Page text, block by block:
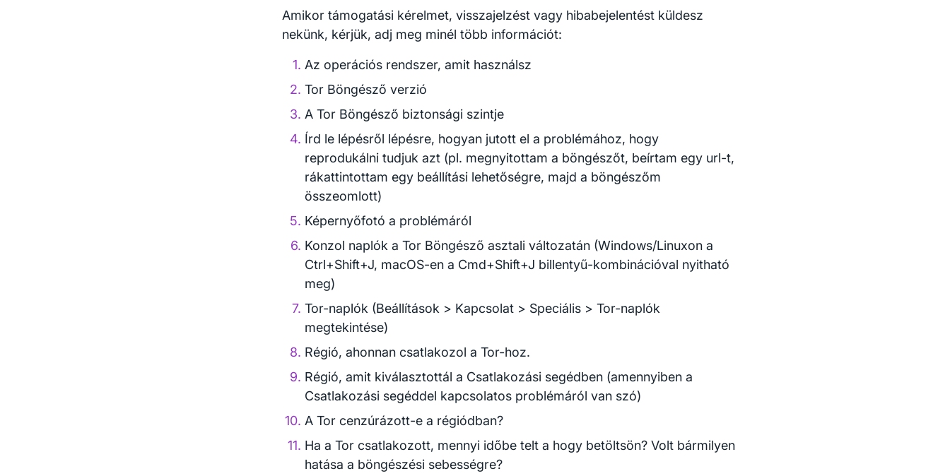
Amikor támogatási kérelmet, visszajelzést vagy hibabejelentést küldesz
nekünk, kérjük, adj meg minél több információt:
Az operációs rendszer, amit használsz
Tor Böngésző verzió
A Tor Böngésző biztonsági szintje
Írd le lépésről lépésre, hogyan jutott el a problémához, hogy
reprodukálni tudjuk azt (pl. megnyitottam a böngészőt, beírtam egy url-t,
rákattintottam egy beállítási lehetőségre, majd a böngészőm
összeomlott)
Képernyőfotó a problémáról
Konzol naplók a Tor Böngésző asztali változatán (Windows/Linuxon a
Ctrl+Shift+J, macOS-en a Cmd+Shift+J billentyű-kombinációval nyitható
meg)
Tor-naplók (Beállítások > Kapcsolat > Speciális > Tor-naplók
megtekintése)
Régió, ahonnan csatlakozol a Tor-hoz.
Régió, amit kiválasztottál a Csatlakozási segédben (amennyiben a
Csatlakozási segéddel kapcsolatos problémáról van szó)
A Tor cenzúrázott-e a régiódban?
Ha a Tor csatlakozott, mennyi időbe telt a hogy betöltsön? Volt bármilyen
hatása a böngészési sebességre?